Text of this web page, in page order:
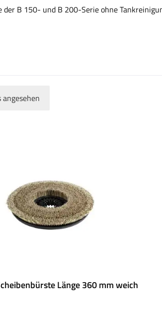
B 150- und B 200-Serie ohne
Länge 360 mm weich